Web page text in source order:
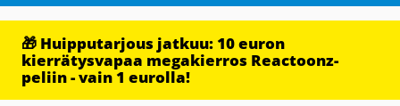
🎁 Huipputarjous jatkuu: 10 euron
kierrätysvapaa megakierros Reactoonz-
peliin - vain 1 eurolla!